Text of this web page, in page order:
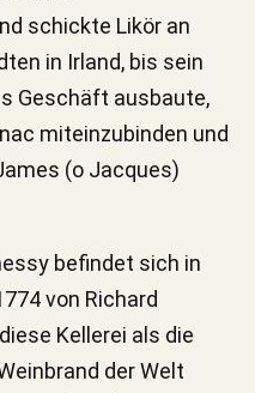
schickte Likör an
in Irland, bis sein
Geschäft ausbaute,
miteinzubinden und
(o Jacques)
befindet sich in
von Richard
Kellerei als die
der Welt